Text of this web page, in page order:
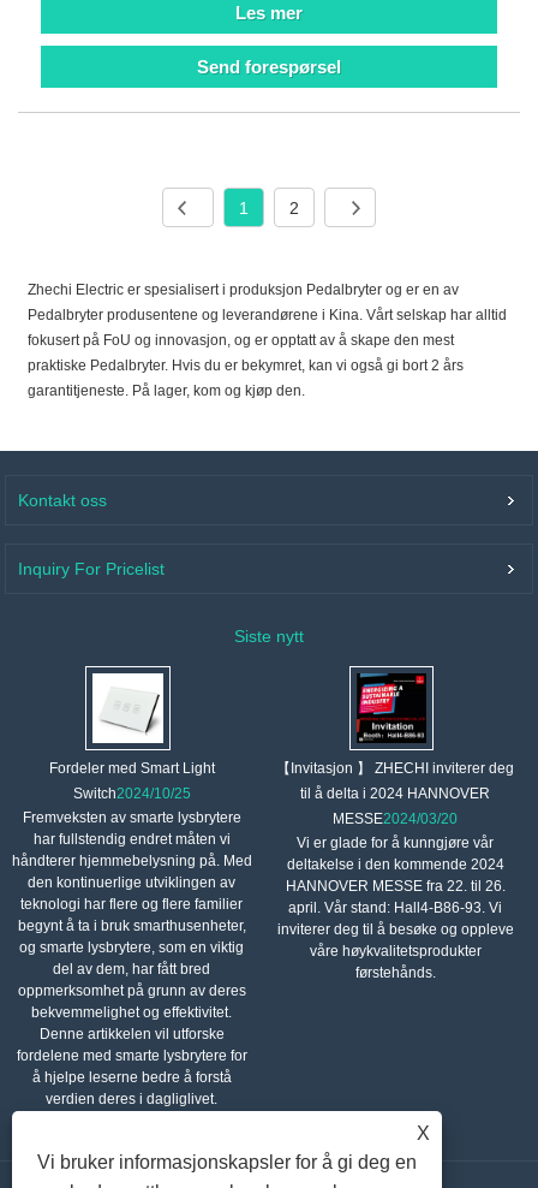
Les mer
Send forespørsel
1 2
Zhechi Electric er spesialisert i produksjon Pedalbryter og er en av
Pedalbryter produsentene og leverandørene i Kina. Vårt selskap har alltid
fokusert på FoU og innovasjon, og er opptatt av å skape den mest
praktiske Pedalbryter. Hvis du er bekymret, kan vi også gi bort 2 års
garantitjeneste. På lager, kom og kjøp den.
Kontakt oss
Inquiry For Pricelist
Siste nytt
Fordeler med Smart Light
Switch2024/10/25
Fremveksten av smarte lysbrytere
har fullstendig endret måten vi
håndterer hjemmebelysning på. Med
den kontinuerlige utviklingen av
teknologi har flere og flere familier
begynt å ta i bruk smarthusenheter,
og smarte lysbrytere, som en viktig
del av dem, har fått bred
oppmerksomhet på grunn av deres
bekvemmelighet og effektivitet.
Denne artikkelen vil utforske
fordelene med smarte lysbrytere for
å hjelpe leserne bedre å forstå
verdien deres i dagliglivet.
【Invitasjon 】 ZHECHI inviterer deg
til å delta i 2024 HANNOVER
MESSE2024/03/20
Vi er glade for å kunngjøre vår
deltakelse i den kommende 2024
HANNOVER MESSE fra 22. til 26.
april. Vår stand: Hall4-B86-93. Vi
inviterer deg til å besøke og oppleve
våre høykvalitetsprodukter
førstehånds.
X
Vi bruker informasjonskapsler for å gi deg en